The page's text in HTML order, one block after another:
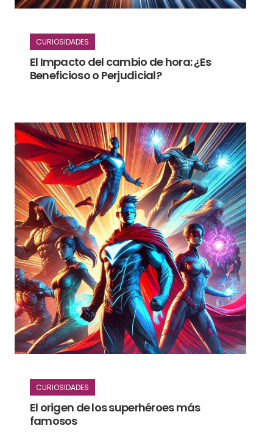
CURIOSIDADES
El Impacto del cambio de hora: ¿Es
Beneficioso o Perjudicial?
CURIOSIDADES
El origen de los superhéroes más
famosos